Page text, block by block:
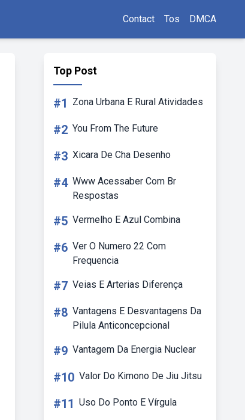
Contact Tos DMCA
Top Post
#1 Zona Urbana E Rural Atividades
#2 You From The Future
#3 Xicara De Cha Desenho
#4 Www Acessaber Com Br
Respostas
#5 Vermelho E Azul Combina
#6 Ver O Numero 22 Com
Frequencia
#7 Veias E Arterias Diferença
#8 Vantagens E Desvantagens Da
Pilula Anticoncepcional
#9 Vantagem Da Energia Nuclear
#10 Valor Do Kimono De Jiu Jitsu
#11 Uso Do Ponto E Vírgula